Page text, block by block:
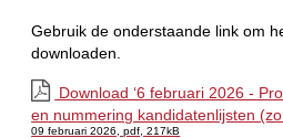
Gebruik de onderstaande link om
downloaden.
Download ‘6 februari 2026 -
en nummering kandidatenlijsten
09 februari 2026,pdf , 217kB